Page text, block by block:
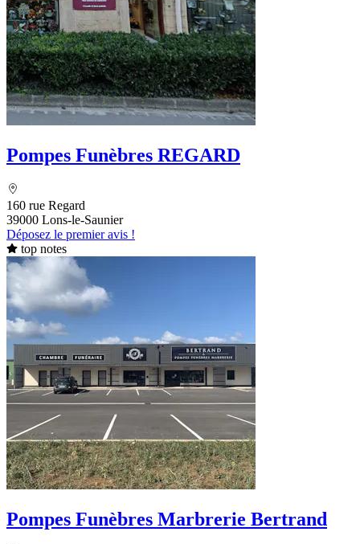
Pompes Funèbres REGARD
160 rue Regard
39000 Lons-le-Saunier
Déposez le premier avis !
top notes
Pompes Funèbres Marbrerie Bertrand